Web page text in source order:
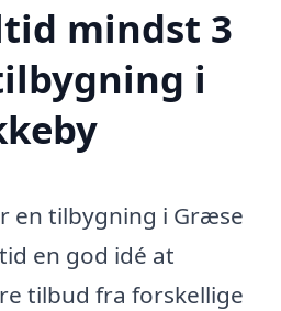
mindst 3
i
en tilbygning i Græse
en god idé at
tilbud fra forskellige